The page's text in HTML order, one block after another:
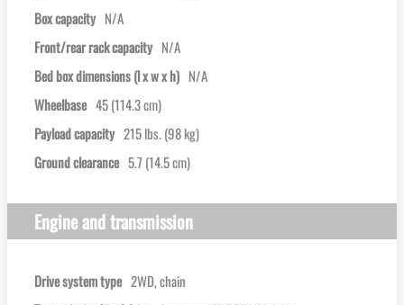
Box capacity N/A
Front/rear rack capacity N/A
Bed box dimensions (l x w x h) N/A
Wheelbase 45 (114.3 cm)
Payload capacity 215 lbs. (98 kg)
Ground clearance 5.7 (14.5 cm)
Engine and transmission
Drive system type 2WD, chain